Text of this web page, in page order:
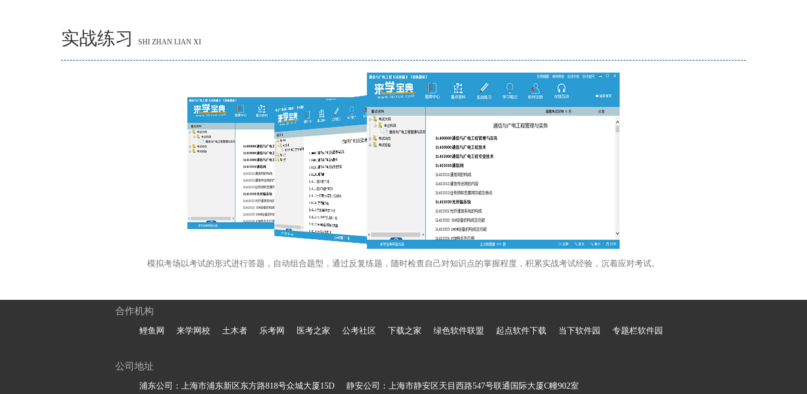
实战练习 SHI ZHAN LIAN XI
模拟考场以考试的形式进行答题，自动组合题型，通过反复练题，随时检查自己对知识点的掌握程度，积累实战考试经验，沉着应对考试。
合作机构
鲤鱼网 来学网校 土木者 乐考网 医考之家 公考社区 下载之家 绿色软件联盟 起点软件下载 当下软件园 专题栏软件园
公司地址
浦东公司：上海市浦东新区东方路818号众城大厦15D 静安公司：上海市静安区天目西路547号联通国际大厦C幢902室